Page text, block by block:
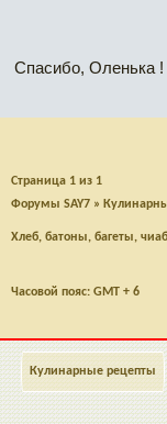
Спасибо, Оленька !
Страница 1 из 1
Форумы SAY7 »
Хлеб, батоны, багеты,
Часовой пояс: GMT + 6
Кулинарные рецепты